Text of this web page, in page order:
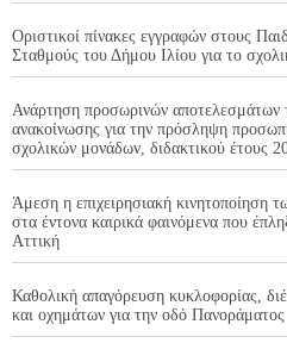
Οριστικοί πίνακες εγγραφών στους
Σταθμούς του Δήμου Ιλίου για το
Ανάρτηση προσωρινών αποτελεσμάτων
ανακοίνωσης για την πρόσληψη
σχολικών μονάδων, διδακτικού έτους
Άμεση η επιχειρησιακή κινητοποίηση
στα έντονα καιρικά φαινόμενα που
Αττική
Καθολική απαγόρευση κυκλοφορίας,
και οχημάτων για την οδό Πανοράματος